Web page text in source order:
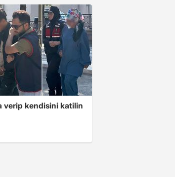
verip kendisini katilin